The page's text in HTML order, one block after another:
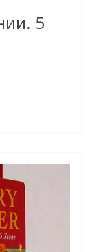
5